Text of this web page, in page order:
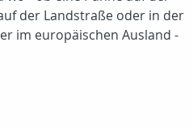
der Landstraße oder in der
im europäischen Ausland -